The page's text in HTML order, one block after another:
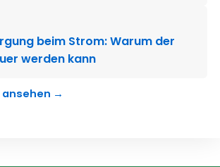
beim Strom: Warum der
werden kann
ansehen →